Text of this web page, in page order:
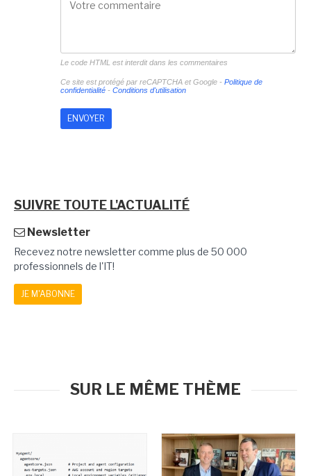
Le code HTML est interdit dans les commentaires
Ce site est protégé par reCAPTCHA et Google - Politique de
confidentialité- Conditions d'utilisation
SUIVRE TOUTE L'ACTUALITÉ
Newsletter
Recevez notre newsletter comme plus de 50 000
professionnels de l'IT!
JE M'ABONNE
SUR LE MÊME THÈME